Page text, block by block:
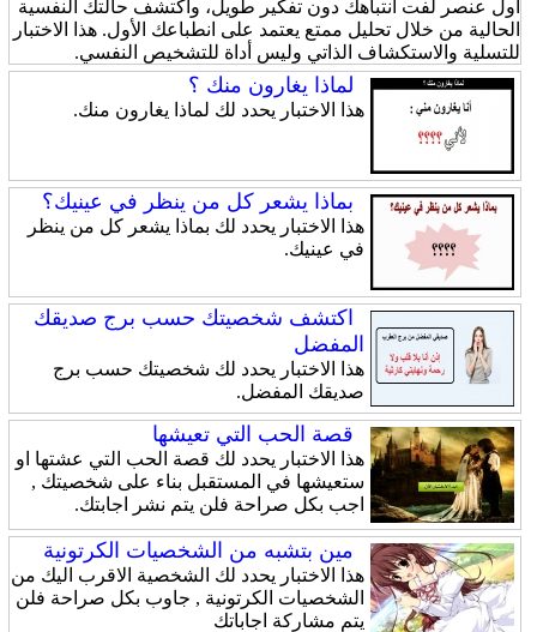
أول عنصر لفت انتباهك دون تفكير طويل، واكتشف حالتك النفسية
الحالية من خلال تحليل ممتع يعتمد على انطباعك الأول. هذا الاختبار
للتسلية والاستكشاف الذاتي وليس أداة للتشخيص النفسي.
لماذا يغارون منك ؟
هذا الاختبار يحدد لك لماذا يغارون منك.
بماذا يشعر كل من ينظر في عينيك؟
هذا الاختبار يحدد لك بماذا يشعر كل من ينظر
في عينيك.
اكتشف شخصيتك حسب برج صديقك
المفضل
هذا الاختبار يحدد لك شخصيتك حسب برج
صديقك المفضل.
قصة الحب التي تعيشها
هذا الاختبار يحدد لك قصة الحب التي عشتها او
ستعيشها في المستقبل بناء على شخصيتك ,
اجب بكل صراحة فلن يتم نشر اجابتك.
مين بتشبه من الشخصيات الكرتونية
هذا الاختبار يحدد لك الشخصية الاقرب اليك من
الشخصيات الكرتونية , جاوب بكل صراحة فلن
يتم مشاركة اجاباتك